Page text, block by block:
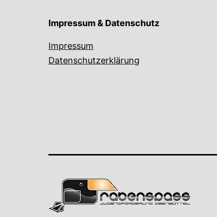
Impressum & Datenschutz
Impressum
Datenschutzerklärung